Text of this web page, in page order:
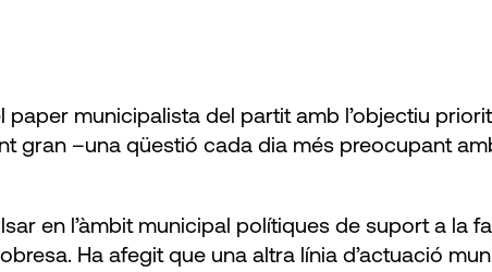
municipalista del partit amb l’objectiu
gran –una qüestió cada dia més preocupant
en l’àmbit municipal polítiques de suport a la
Ha afegit que una altra línia d’actuació